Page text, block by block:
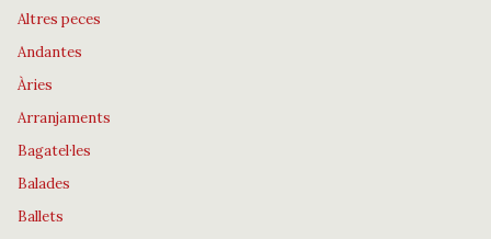
Altres peces
Andantes
Àries
Arranjaments
Bagatel·les
Balades
Ballets